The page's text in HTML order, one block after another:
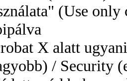
(Use
X alatt
/ Security